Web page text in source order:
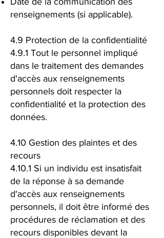
renseignements (si applicable).
4.9 Protection de la confidentialité
4.9.1 Tout le personnel impliqué
dans le traitement des demandes
d'accès aux renseignements
personnels doit respecter la
confidentialité et la protection des
données.
4.10 Gestion des plaintes et des
recours
4.10.1 Si un individu est insatisfait
de la réponse à sa demande
d'accès aux renseignements
personnels, il doit être informé des
procédures de réclamation et des
recours disponibles devant la